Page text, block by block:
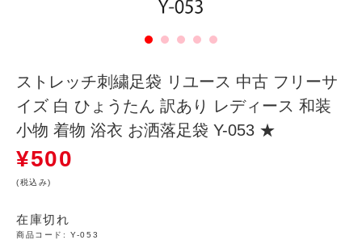
ストレッチ刺繍足袋 リユース 中古 フリーサ
イズ 白 ひょうたん 訳あり レディース 和装
小物 着物 浴衣 お洒落足袋 Y-053 ★
¥500
(税込み)
在庫切れ
商品コード:Y-053